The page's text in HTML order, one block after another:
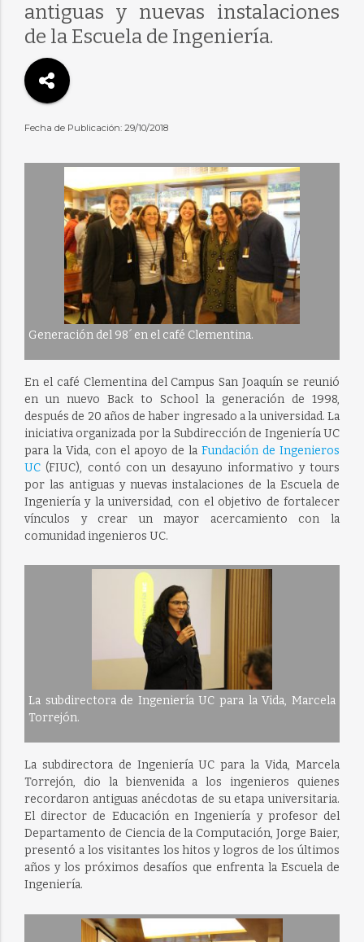
antiguas y nuevas instalaciones
de la Escuela de Ingeniería.
Fecha de Publicación: 29/10/2018
Generación del 98´ en el café Clementina.
En el café Clementina del Campus San Joaquín se reunió
en un nuevo Back to School la generación de 1998,
después de 20 años de haber ingresado a la universidad. La
iniciativa organizada por la Subdirección de Ingeniería UC
para la Vida, con el apoyo de laFundación de Ingenieros
UC(FIUC), contó con un desayuno informativo y tours
por las antiguas y nuevas instalaciones de la Escuela de
Ingeniería y la universidad, con el objetivo de fortalecer
vínculos y crear un mayor acercamiento con la
comunidad ingenieros UC.
La subdirectora de Ingeniería UC para la Vida, Marcela
Torrejón.
La subdirectora de Ingeniería UC para la Vida, Marcela
Torrejón, dio la bienvenida a los ingenieros quienes
recordaron antiguas anécdotas de su etapa universitaria.
El director de Educación en Ingeniería y profesor del
Departamento de Ciencia de la Computación, Jorge Baier,
presentó a los visitantes los hitos y logros de los últimos
años y los próximos desafíos que enfrenta la Escuela de
Ingeniería.